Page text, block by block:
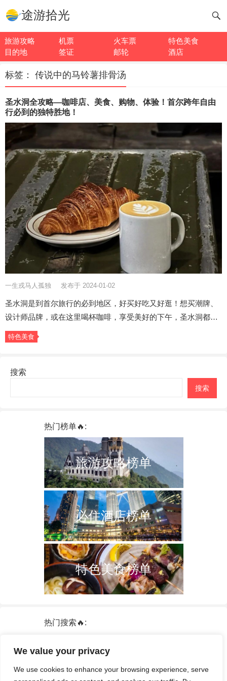
We value your privacy
We use cookies to enhance your browsing experience, serve
途游拾光
旅游攻略 机票 火车票
特色美食
目的地
签证 邮轮 酒店
标签： 传说中的马铃薯排骨汤
圣水洞全攻略—咖啡店、美食、购物、体验！首尔跨年自由
行必到的独特胜地！
一生戎马人孤独 发布于 2024-01-02
圣水洞是到首尔旅行的必到地区，好买好吃又好逛！想买潮牌、
设计师品牌，或在这里喝杯咖啡，享受美好的下午，圣水洞都…
特色美食
搜索
搜索
热门榜单🔥:
旅游攻略榜单
必住酒店榜单
特色美食榜单
热门搜索🔥:
泰国
中国 火车票
签证
酒店